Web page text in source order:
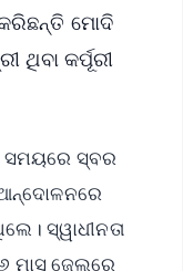
ମୋଦି
ଥିବା କର୍ପୂରୀ
ସମୟରେ ସ୍ବର
ସ୍ୱାଧୀନତା
ମାସ ଜେଲରେ